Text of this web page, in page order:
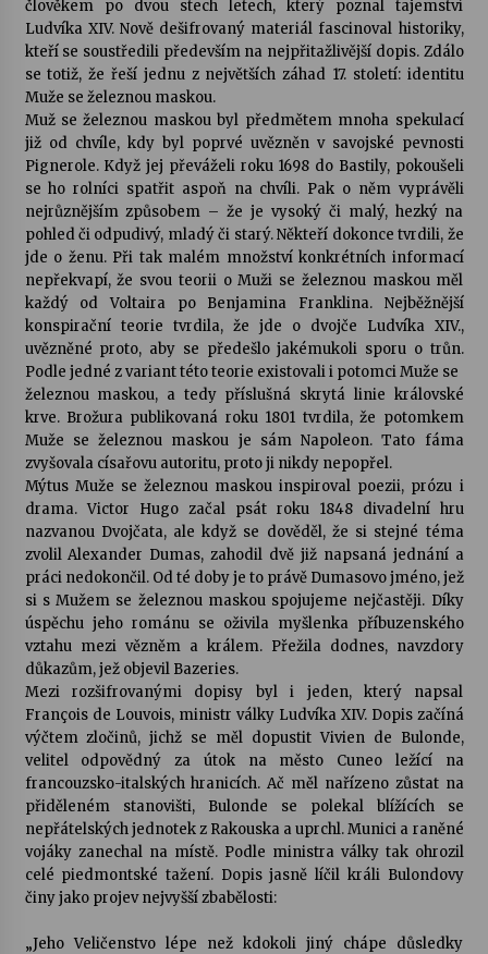
člověkem po dvou stech letech, který poznal tajemství
Ludvíka XIV. Nově dešifrovaný materiál fascinoval historiky,
kteří se soustředili především na nejpřitažlivější dopis. Zdálo
se totiž, že řeší jednu z největších záhad 17. století: identitu
Muže se železnou maskou.
Muž se železnou maskou byl předmětem mnoha spekulací
již od chvíle, kdy byl poprvé uvězněn v savojské pevnosti
Pignerole. Když jej převáželi roku 1698 do Bastily, pokoušeli
se ho rolníci spatřit aspoň na chvíli. Pak o něm vyprávěli
nejrůznějším způsobem – že je vysoký či malý, hezký na
pohled či odpudivý, mladý či starý. Někteří dokonce tvrdili, že
jde o ženu. Při tak malém množství konkrétních informací
nepřekvapí, že svou teorii o Muži se železnou maskou měl
každý od Voltaira po Benjamina Franklina. Nejběžnější
konspirační teorie tvrdila, že jde o dvojče Ludvíka XIV.,
uvězněné proto, aby se předešlo jakémukoli sporu o trůn.
Podle jedné z variant této teorie existovali i potomci Muže se
železnou maskou, a tedy příslušná skrytá linie královské
krve. Brožura publikovaná roku 1801 tvrdila, že potomkem
Muže se železnou maskou je sám Napoleon. Tato fáma
zvyšovala císařovu autoritu, proto ji nikdy nepopřel.
Mýtus Muže se železnou maskou inspiroval poezii, prózu i
drama. Victor Hugo začal psát roku 1848 divadelní hru
nazvanou Dvojčata, ale když se dověděl, že si stejné téma
zvolil Alexander Dumas, zahodil dvě již napsaná jednání a
práci nedokončil. Od té doby je to právě Dumasovo jméno, jež
si s Mužem se železnou maskou spojujeme nejčastěji. Díky
úspěchu jeho románu se oživila myšlenka příbuzenského
vztahu mezi vězněm a králem. Přežila dodnes, navzdory
důkazům, jež objevil Bazeries.
Mezi rozšifrovanými dopisy byl i jeden, který napsal
François de Louvois, ministr války Ludvíka XIV. Dopis začíná
výčtem zločinů, jichž se měl dopustit Vivien de Bulonde,
velitel odpovědný za útok na město Cuneo ležící na
francouzsko-italských hranicích. Ač měl nařízeno zůstat na
přiděleném stanovišti, Bulonde se polekal blížících se
nepřátelských jednotek z Rakouska a uprchl. Munici a raněné
vojáky zanechal na místě. Podle ministra války tak ohrozil
celé piedmontské tažení. Dopis jasně líčil králi Bulondovy
činy jako projev nejvyšší zbabělosti:
„Jeho Veličenstvo lépe než kdokoli jiný chápe důsledky